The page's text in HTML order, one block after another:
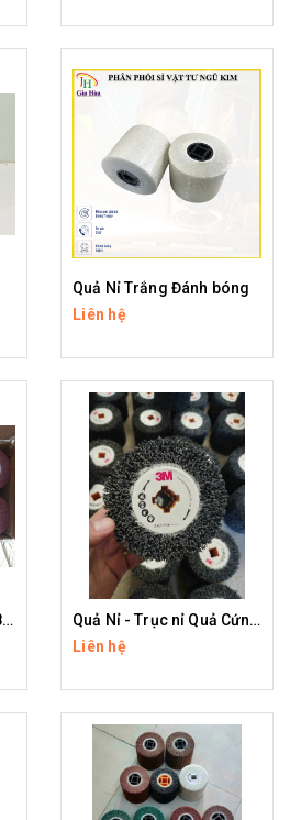
Quả Nỉ Trắng Đánh bóng
Liên hệ
Quả Nỉ 80#- Trục nỉ Đỏ 80#
Quả Nỉ - Trục nỉ Quả Cứng 3M
Liên hệ